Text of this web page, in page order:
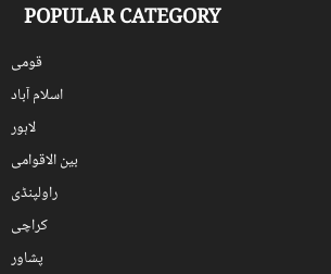
POPULAR CATEGORY
قومی
اسلام آباد
لاہور
بین الاقوامی
راولپنڈی
کراچی
پشاور